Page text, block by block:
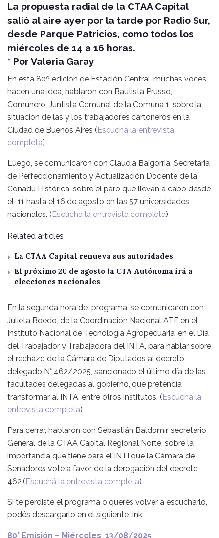
La propuesta radial de la CTAA Capital
salió al aire ayer por la tarde por Radio Sur,
desde Parque Patricios, como todos los
miércoles de 14 a 16 horas.
* Por Valeria Garay
En esta 80º edición de Estación Central, muchas voces
hacen una idea, hablaron con Bautista Prusso,
Comunero, Juntista Comunal de la Comuna 1, sobre la
situación de las y los trabajadores cartoneros en la
Ciudad de Buenos Aires (Escuchá la entrevista
completa)
Luego, se comunicaron con Claudia Baigorria, Secretaria
de Perfeccionamiento y Actualización Docente de la
Conadu Histórica, sobre el paro que llevan a cabo desde
el 11 hasta el 16 de agosto en las 57 universidades
nacionales. (Escuchá la entrevista completa)
Related articles
La CTAA Capital renueva sus autoridades
El próximo 20 de agosto la CTA Autónoma irá a
elecciones nacionales
En la segunda hora del programa, se comunicaron con
Julieta Boedo, de la Coordinación Nacional ATE en el
Instituto Nacional de Tecnología Agropecuaria, en el Día
del Trabajador y Trabajadora del INTA, para hablar sobre
el rechazo de la Cámara de Diputados al decreto
delegado N° 462/2025, sancionado el último día de las
facultades delegadas al gobierno, que pretendía
transformar al INTA, entre otros institutos. (Escuchá la
entrevista completa)
Para cerrar, hablaron con Sebastián Baldomir, secretario
General de la CTAA Capital Regional Norte, sobre la
importancia que tiene para el INTI que la Cámara de
Senadores vote a favor de la derogación del decreto
462.(Escuchá la entrevista completa)
Si te perdiste el programa o querés volver a escucharlo,
podés descargarlo en el siguiente link:
80° Emisión – Miércoles 13/08/2025